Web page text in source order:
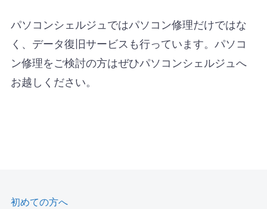
パソコンシェルジュではパソコン修理だけではな
く、データ復旧サービスも行っています。パソコ
ン修理をご検討の方はぜひパソコンシェルジュへ
お越しください。
初めての方へ